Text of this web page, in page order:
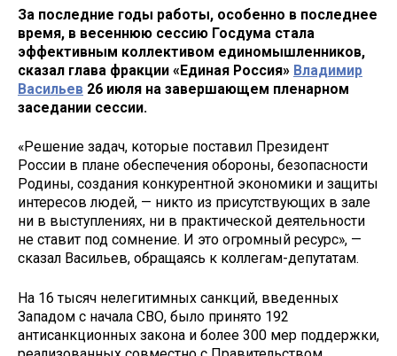
За последние годы работы, особенно в последнее
время, в весеннюю сессию Госдума стала
эффективным коллективом единомышленников,
сказал глава фракции «Единая Россия» Владимир
Васильев 26 июля на завершающем пленарном
заседании сессии.
«Решение задач, которые поставил Президент
России в плане обеспечения обороны, безопасности
Родины, создания конкурентной экономики и защиты
интересов людей, — никто из присутствующих в зале
ни в выступлениях, ни в практической деятельности
не ставит под сомнение. И это огромный ресурс», —
сказал Васильев, обращаясь к коллегам-депутатам.
На 16 тысяч нелегитимных санкций, введенных
Западом с начала СВО, было принято 192
антисанкционных закона и более 300 мер поддержки,